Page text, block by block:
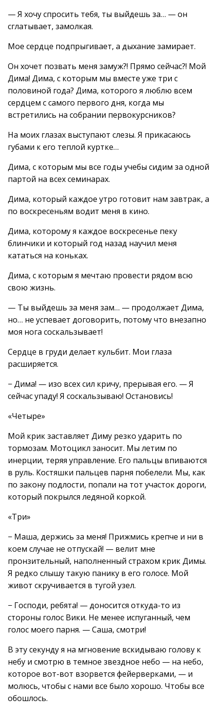
— Я хочу спросить тебя, ты выйдешь за… — он
сглатывает, замолкая.
Мое сердце подпрыгивает, а дыхание замирает.
Он хочет позвать меня замуж?! Прямо сейчас?! Мой
Дима! Дима, с которым мы вместе уже три с
половиной года? Дима, которого я люблю всем
сердцем с самого первого дня, когда мы
встретились на собрании первокурсников?
На моих глазах выступают слезы. Я прикасаюсь
губами к его теплой куртке…
Дима, с которым мы все годы учебы сидим за одной
партой на всех семинарах.
Дима, который каждое утро готовит нам завтрак, а
по воскресеньям водит меня в кино.
Дима, которому я каждое воскресенье пеку
блинчики и который год назад научил меня
кататься на коньках.
Дима, с которым я мечтаю провести рядом всю
свою жизнь.
— Ты выйдешь за меня зам… — продолжает Дима,
но… не успевает договорить, потому что внезапно
моя нога соскальзывает!
Сердце в груди делает кульбит. Мои глаза
расширяется.
− Дима! — изо всех сил кричу, прерывая его. — Я
сейчас упаду! Я соскальзываю! Остановись!
«Четыре»
Мой крик заставляет Диму резко ударить по
тормозам. Мотоцикл заносит. Мы летим по
инерции, теряя управление. Его пальцы впиваются
в руль. Костяшки пальцев парня побелели. Мы, как
по закону подлости, попали на тот участок дороги,
который покрылся ледяной коркой.
«Три»
− Маша, держись за меня! Прижмись крепче и ни в
коем случае не отпускай! — велит мне
пронзительный, наполненный страхом крик Димы.
Я редко слышу такую панику в его голосе. Мой
живот скручивается в тугой узел.
− Господи, ребята! — доносится откуда-то из
стороны голос Вики. Не менее испуганный, чем
голос моего парня. — Саша, смотри!
В эту секунду я на мгновение вскидываю голову к
небу и смотрю в темное звездное небо — на небо,
которое вот-вот взорвется фейерверками, — и
молюсь, чтобы с нами все было хорошо. Чтобы все
обошлось.